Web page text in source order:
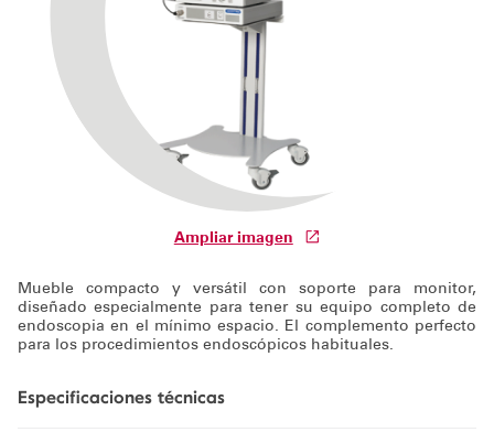
Soporte técnico
Ampliar imagen
Mueble compacto y versátil con soporte para monitor,
diseñado especialmente para tener su equipo completo de
endoscopia en el mínimo espacio. El complemento perfecto
para los procedimientos endoscópicos habituales.
Especificaciones técnicas